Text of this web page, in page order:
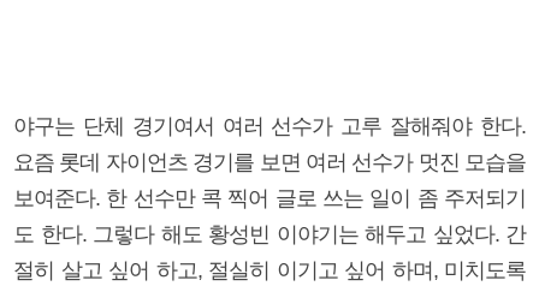
야구는 단체 경기여서 여러 선수가 고루 잘해줘야 한다.
요즘 롯데 자이언츠 경기를 보면 여러 선수가 멋진 모습을
보여준다. 한 선수만 콕 찍어 글로 쓰는 일이 좀 주저되기
도 한다. 그렇다 해도 황성빈 이야기는 해두고 싶었다. 간
절히 살고 싶어 하고, 절실히 이기고 싶어 하며, 미치도록